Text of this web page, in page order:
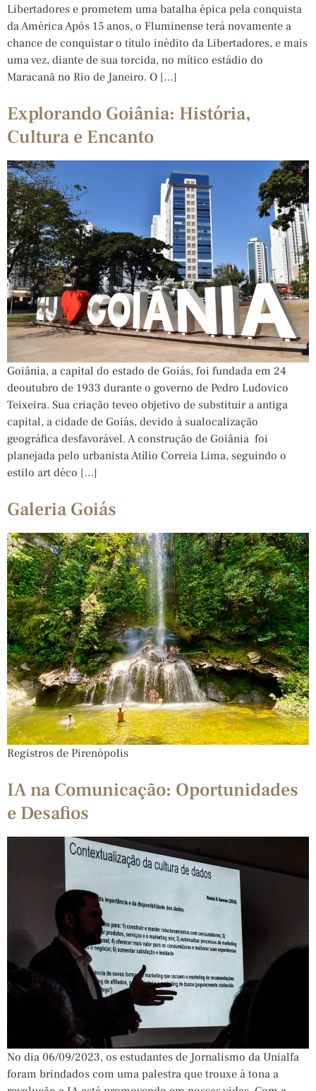
Libertadores e prometem uma batalha épica pela conquista
da América Após 15 anos, o Fluminense terá novamente a
chance de conquistar o título inédito da Libertadores, e mais
uma vez, diante de sua torcida, no mítico estádio do
Maracanã no Rio de Janeiro. O […]
Explorando Goiânia: História,
Cultura e Encanto
Goiânia, a capital do estado de Goiás, foi fundada em 24
deoutubro de 1933 durante o governo de Pedro Ludovico
Teixeira. Sua criação teveo objetivo de substituir a antiga
capital, a cidade de Goiás, devido à sualocalização
geográfica desfavorável. A construção de Goiânia foi
planejada pelo urbanista Atílio Correia Lima, seguindo o
estilo art déco […]
Galeria Goiás
Registros de Pirenópolis
IA na Comunicação: Oportunidades
e Desafios
No dia 06/09/2023, os estudantes de Jornalismo da Unialfa
foram brindados com uma palestra que trouxe à tona a